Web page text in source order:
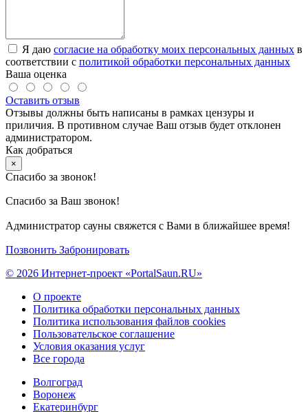
Я даю согласие на обработку моих персональных данных в
соответствии с политикой обработки персональных данных
Ваша оценка
Оставить отзыв
Отзывы должны быть написаны в рамках цензуры и
приличия. В противном случае Ваш отзыв будет отклонен
администратором.
Как добраться
×
Спасибо за звонок!
Спасибо за Ваш звонок!
Администратор сауны свяжется с Вами в ближайшее время!
Позвонить Забронировать
© 2026 Интернет-проект «PortalSaun.RU»
О проекте
Политика обработки персональных данных
Политика использования файлов cookies
Пользовательское соглашение
Условия оказания услуг
Все города
Волгоград
Воронеж
Екатеринбург